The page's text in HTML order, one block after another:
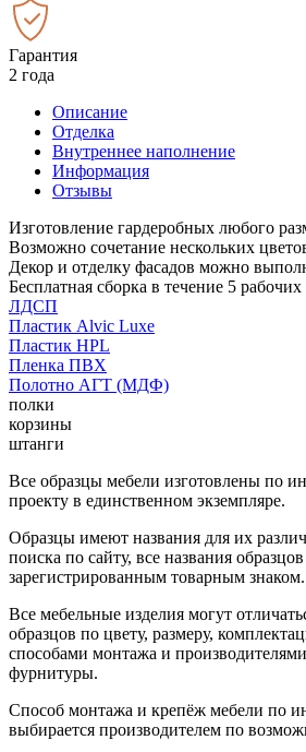
Гарантия
2 года
Описание
Отделка
Внутреннее наполнение
Информация
Отзывы
Изготовление гардеробных любого
Возможно сочетание нескольких
Декор и отделку фасадов можно
Бесплатная сборка в течение 5
ЛДСП
Пластик Alvic Luxe
Пластик HPL
Пленка ПВХ
Полотно АГТ (МДФ)
полки
корзины
штанги
Все образцы мебели изготовлены по
проекту в единственном экземпляре.
Образцы имеют названия для их
поиска по сайту, все названия
зарегистрированным товарным знаком.
Все мебельные изделия могут
образцов по цвету, размеру,
способами монтажа и
фурнитуры.
Способ монтажа и крепёж мебели по
выбирается производителем по